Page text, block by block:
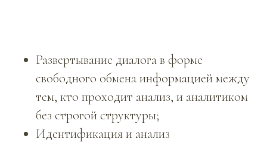
Развертывание диалога в форме
свободного обмена информацией между
тем, кто проходит анализ, и аналитиком
без строгой структуры;
Идентификация и анализ